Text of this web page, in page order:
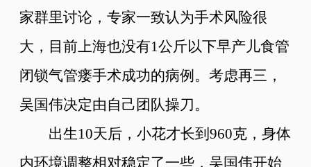
家群里讨论，专家一致认为手术风险很
大，目前上海也没有1公斤以下早产儿食管
闭锁气管瘘手术成功的病例。考虑再三，
吴国伟决定由自己团队操刀。
出生10天后，小花才长到960克，身体
内环境调整相对稳定了一些，吴国伟开始